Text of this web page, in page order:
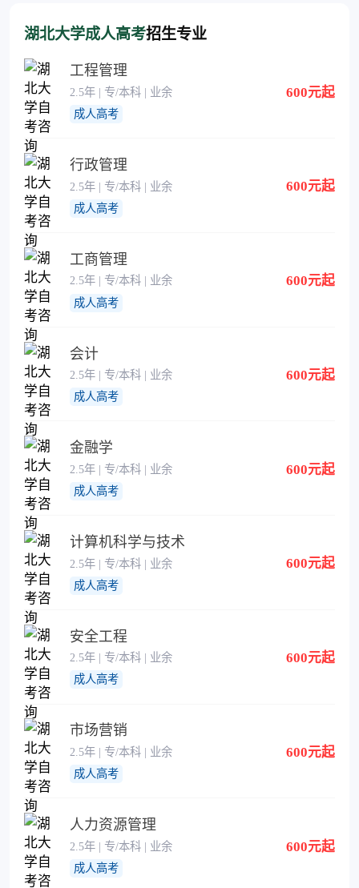
湖北大学成人高考招生专业
工程管理
2.5年 | 专/本科 | 业余
成人高考
600元起
行政管理
2.5年 | 专/本科 | 业余
成人高考
600元起
工商管理
2.5年 | 专/本科 | 业余
成人高考
600元起
会计
2.5年 | 专/本科 | 业余
成人高考
600元起
金融学
2.5年 | 专/本科 | 业余
成人高考
600元起
计算机科学与技术
2.5年 | 专/本科 | 业余
成人高考
600元起
安全工程
2.5年 | 专/本科 | 业余
成人高考
600元起
市场营销
2.5年 | 专/本科 | 业余
成人高考
600元起
人力资源管理
2.5年 | 专/本科 | 业余
成人高考
600元起